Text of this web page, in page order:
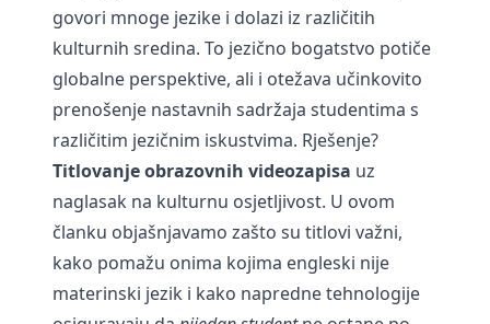
govori mnoge jezike i dolazi iz različitih
kulturnih sredina. To jezično bogatstvo potiče
globalne perspektive, ali i otežava učinkovito
prenošenje nastavnih sadržaja studentima s
različitim jezičnim iskustvima. Rješenje?
Titlovanje obrazovnih videozapisa uz
naglasak na kulturnu osjetljivost. U ovom
članku objašnjavamo zašto su titlovi važni,
kako pomažu onima kojima engleski nije
materinski jezik i kako napredne tehnologije